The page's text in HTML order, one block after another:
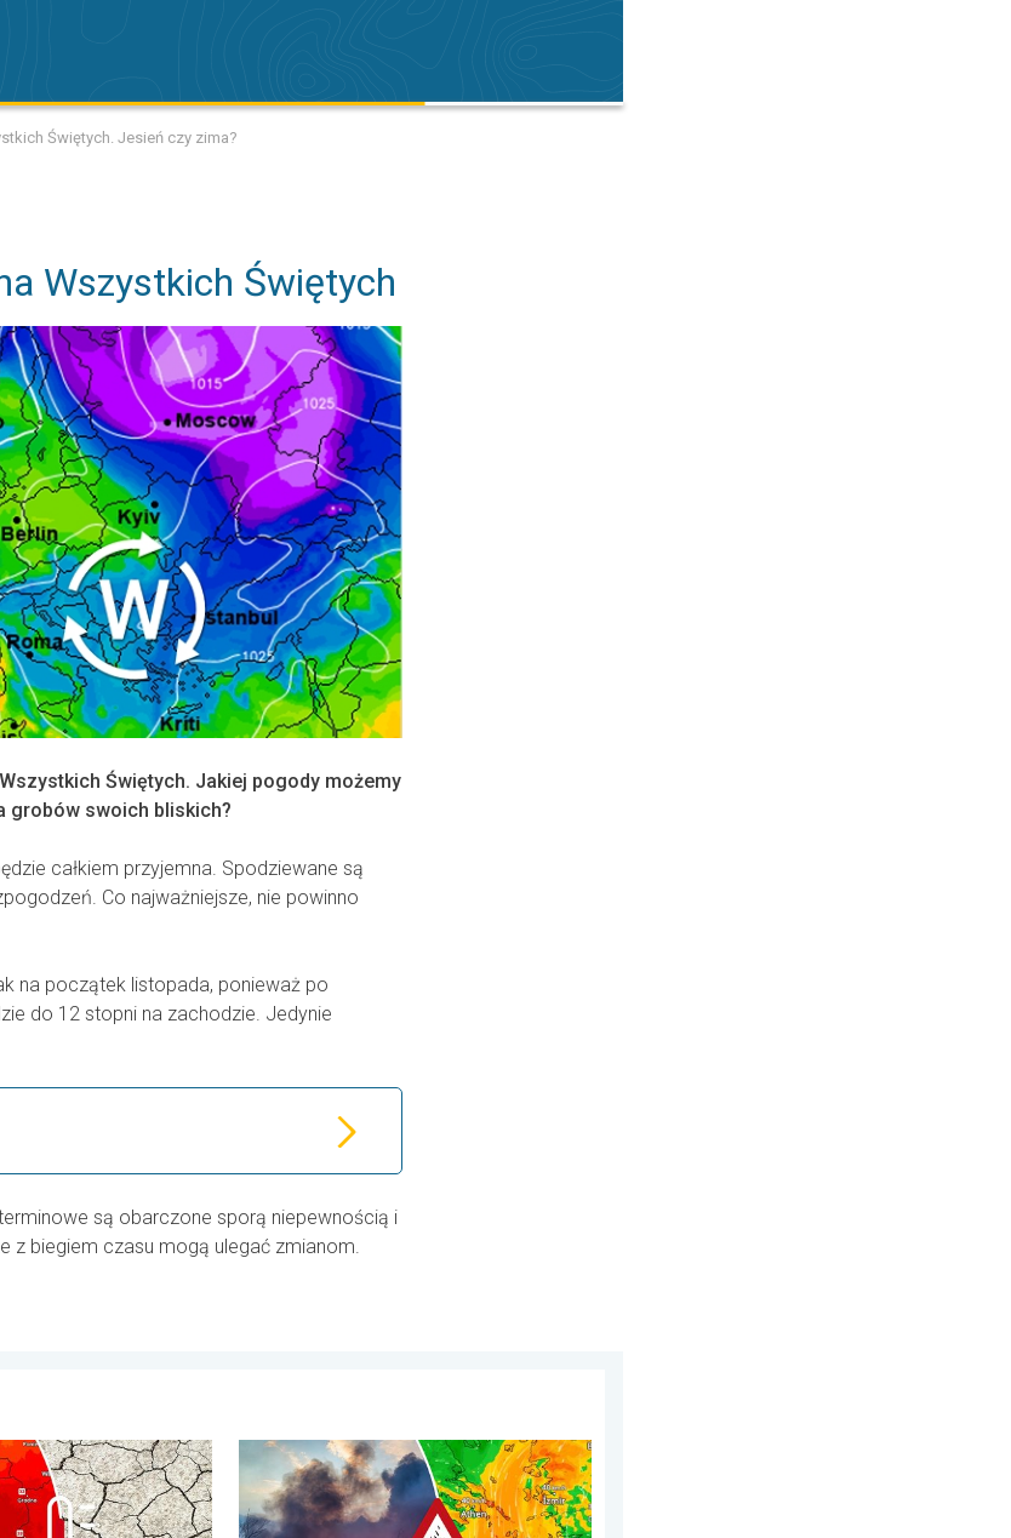
Świętych. Jesień czy zima?
Wszystkich Świętych
Świętych. Jakiej pogody możemy
grobów swoich bliskich?
całkiem przyjemna. Spodziewane są
Co najważniejsze, nie powinno
na początek listopada, ponieważ po
do 12 stopni na zachodzie. Jedynie
są obarczone sporą niepewnością i
z biegiem czasu mogą ulegać zmianom.
nasili się susza. Upał i parowanie. . . środa, 29 lipca 2026
Pożary lasów szaleją także w Europie Południowo-Wschodniej. Upał i silne wiatry. . .